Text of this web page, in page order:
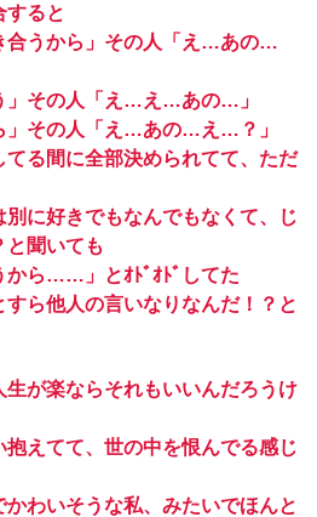
すると
合うから」その人「え…あの…
」その人「え…え…あの…」
」その人「え…あの…え…？」
てる間に全部決められてて、ただ
に好きでもなんでもなくて、じ
と聞いても
から……」とｵﾄﾞｵﾄﾞしてた
すら他人の言いなりなんだ！？と
が楽ならそれもいいんだろうけ
えてて、世の中を恨んでる感じ
わいそうな私、みたいでほんと